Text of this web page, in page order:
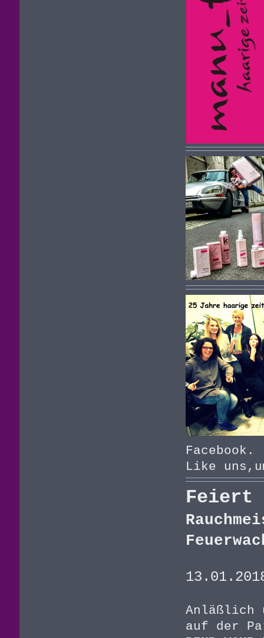
Facebook.
Like
Feiert
Anläßlich
auf der